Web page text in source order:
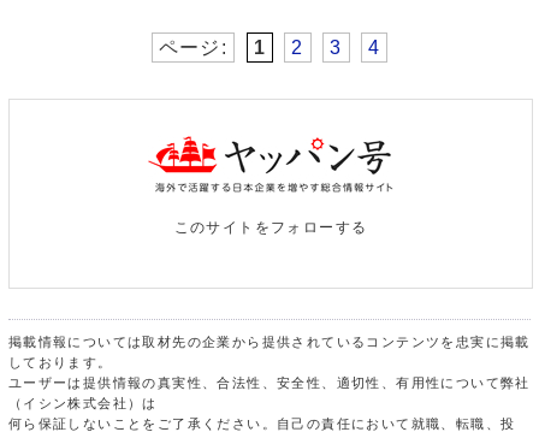
ページ: 1 2 3 4
このサイトをフォローする
掲載情報については取材先の企業から提供されているコンテンツを忠実に掲載
しております。
ユーザーは提供情報の真実性、合法性、安全性、適切性、有用性について弊社
（イシン株式会社）は
何ら保証しないことをご了承ください。自己の責任において就職、転職、投